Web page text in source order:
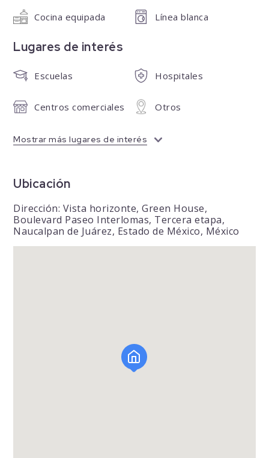
Cocina equipada Línea blanca
Lugares de interés
Escuelas Hospitales
Centros comerciales Otros
Mostrar más lugares de interés
Ubicación
Dirección: Vista horizonte, Green House,
Boulevard Paseo Interlomas, Tercera etapa,
Naucalpan de Juárez, Estado de México, México